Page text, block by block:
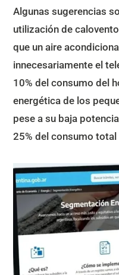
Algunas sugerencias
utilización de
que un aire
innecesariamente el
10% del consumo del
energética de los
pese a su baja
25% del consumo total